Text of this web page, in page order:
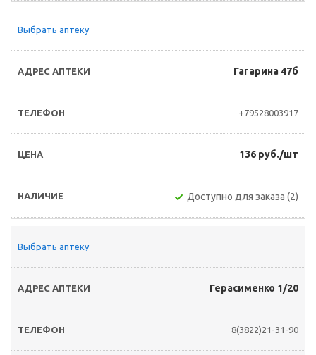
Выбрать аптеку
Гагарина 47б
+79528003917
136 руб./шт
Доступно для заказа (2)
Выбрать аптеку
Герасименко 1/20
8(3822)21-31-90